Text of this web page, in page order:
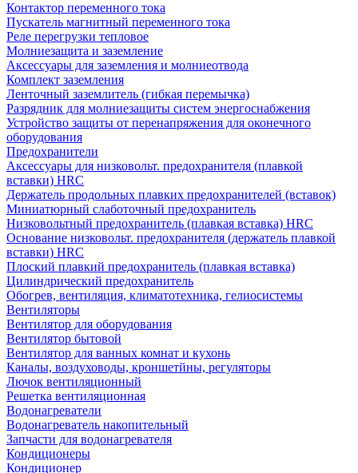
Контактор переменного тока
Пускатель магнитный переменного тока
Реле перегрузки тепловое
Молниезащита и заземление
Аксессуары для заземления и молниеотвода
Комплект заземления
Ленточный заземлитель (гибкая перемычка)
Разрядник для молниезащиты систем энергоснабжения
Устройство защиты от перенапряжения для оконечного
оборудования
Предохранители
Аксессуары для низковольт. предохранителя (плавкой
вставки) HRC
Держатель продольных плавких предохранителей (вставок)
Миниатюрный слаботочный предохранитель
Низковольтный предохранитель (плавкая вставка) HRC
Основание низковольт. предохранителя (держатель плавкой
вставки) HRC
Плоский плавкий предохранитель (плавкая вставка)
Цилиндрический предохранитель
Обогрев, вентиляция, климатотехника, гелиосистемы
Вентиляторы
Вентилятор для оборудования
Вентилятор бытовой
Вентилятор для ванных комнат и кухонь
Каналы, воздуховоды, кроншетйны, регуляторы
Лючок вентиляционный
Решетка вентиляционная
Водонагреватели
Водонагреватель накопительный
Запчасти для водонагревателя
Кондиционеры
Кондиционер